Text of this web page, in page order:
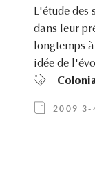
L'étude des
dans leur
longtemps
idée de
2009 3-